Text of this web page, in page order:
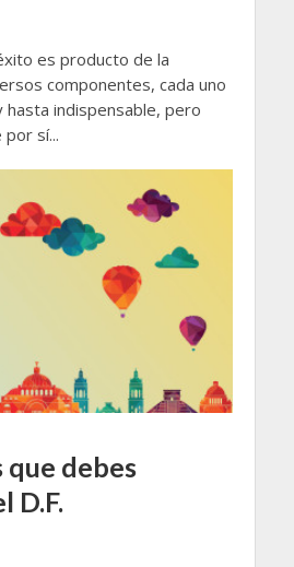
es producto de la
componentes, cada uno
indispensable, pero
sí...
que debes
D.F.